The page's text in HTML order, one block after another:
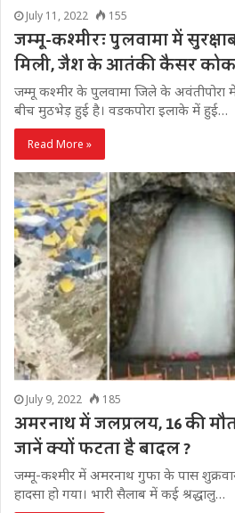
July 11, 2022 155
जम्मू-कश्मीरः पुलवामा में
मिली, जैश के आतंकी कैसर
जम्मू कश्मीर के पुलवामा जिले के
बीच मुठभेड़ हुई है। वडकपोरा इलाके में हुई…
Read More »
July 9, 2022 185
अमरनाथ में जलप्रलय, 16 की
जानें क्यों फटता है बादल ?
जम्मू-कश्मीर में अमरनाथ गुफा के पास
हादसा हो गया। भारी सैलाब में कई श्रद्धालु…